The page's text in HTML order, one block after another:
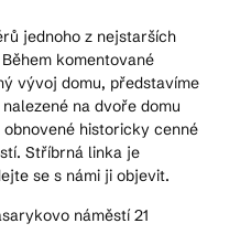
jednoho z nejstarších
komentované
vývoj domu, představíme
na dvoře domu
historicky cenné
Stříbrná linka je
se s námi ji objevit.
náměstí 21